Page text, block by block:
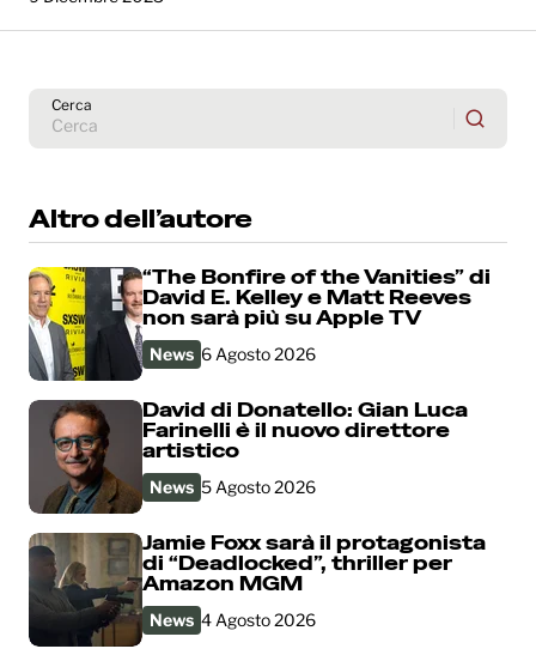
Cerca
Altro dell’autore
“The Bonfire of the Vanities” di
David E. Kelley e Matt Reeves
non sarà più su Apple TV
News 6 Agosto 2026
David di Donatello: Gian Luca
Farinelli è il nuovo direttore
artistico
News 5 Agosto 2026
Jamie Foxx sarà il protagonista
di “Deadlocked”, thriller per
Amazon MGM
News 4 Agosto 2026